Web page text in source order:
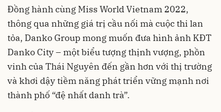
Đồng hành cùng Miss World Vietnam 2022,
thông qua những giá trị cầu nối mà cuộc thi lan
tỏa, Danko Group mong muốn đưa hình ảnh KĐT
Danko City – một biểu tượng thịnh vượng, phồn
vinh của Thái Nguyên đến gần hơn với thị trường
và khơi dậy tiềm năng phát triển vững mạnh nơi
thành phố “đệ nhất danh trà”.